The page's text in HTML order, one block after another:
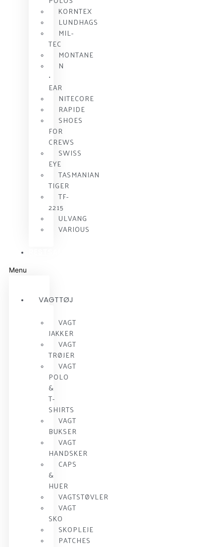
KORNTEX
LUNDHAGS
MIL-
TEC
MONTANE
N
•
EAR
NITECORE
RAPIDE
SHOES
FOR
CREWS
SWISS
EYE
TASMANIAN
TIGER
TF-
2215
ULVANG
VARIOUS
Menu
VAGTTØJ
VAGT
JAKKER
VAGT
TRØJER
VAGT
POLO
&
T-
SHIRTS
VAGT
BUKSER
VAGT
HANDSKER
CAPS
&
HUER
VAGTSTØVLER
VAGT
SKO
SKOPLEJE
PATCHES